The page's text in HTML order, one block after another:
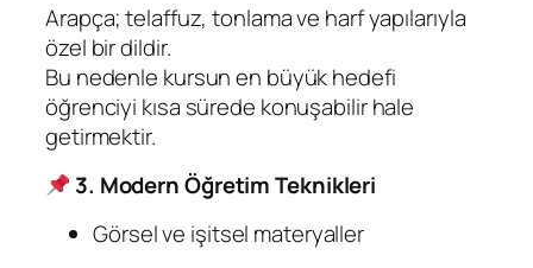
Arapça; telaffuz, tonlama ve harf yapılarıyla
özel bir dildir.
Bu nedenle kursun en büyük hedefi
öğrenciyi kısa sürede konuşabilir hale
getirmektir.
3. Modern Öğretim Teknikleri
Görsel ve işitsel materyaller